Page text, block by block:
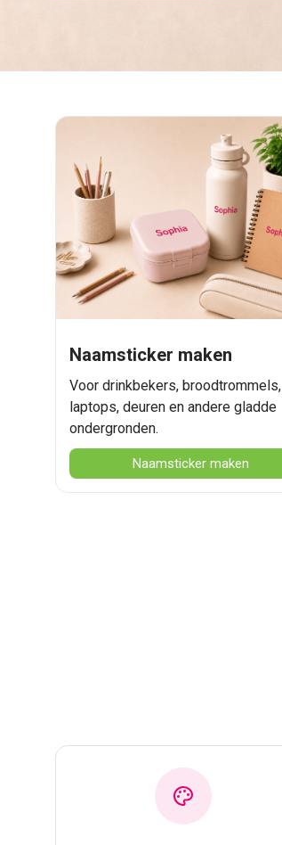
Naamsticker maken
Voor drinkbekers, broodtrommels,
laptops, deuren en andere gladde
ondergronden.
Naamsticker maken